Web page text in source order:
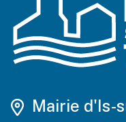
Mairie d'Is-